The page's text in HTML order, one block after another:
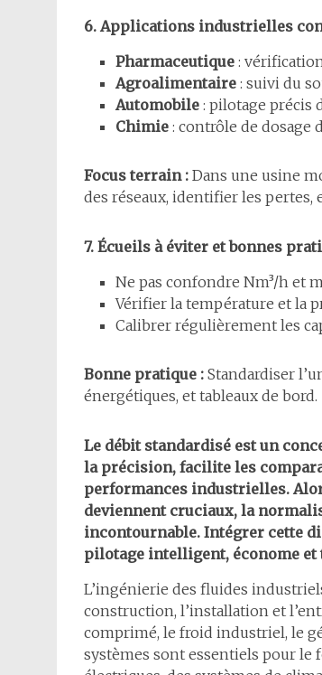
6. Applications industrielles
Pharmaceutique :
Agroalimentaire : suivi du
Automobile : pilotage précis
Chimie : contrôle de dosage
Focus terrain : Dans une usine
des réseaux, identifier les
7. Écueils à éviter et bonnes
Ne pas confondre Nm³/h et
Vérifier la température et la
Calibrer régulièrement les
Bonne pratique : Standardiser
énergétiques, et tableaux de bord.
Le débit standardisé est un
la précision, facilite les
performances industrielles.
deviennent cruciaux, la
incontournable. Intégrer cette
pilotage intelligent, économe et
L’ingénierie des fluides
construction, l’installation et
comprimé, le froid industriel, le
systèmes sont essentiels pour